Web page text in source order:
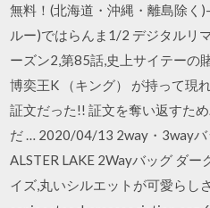
無料！(北海道・沖縄・離島除く
ルー)ではらんま1/2 デジタルリ
ーズン2,第85話,史上サイテーの
博奕王K （キング） が持って現
証文だった!! 証文を奪い返すた
だ … 2020/04/13 2way・3wayバ
ALSTER LAKE 2Wayバッグ ダ
イズ,丸いシルエットが可愛らし